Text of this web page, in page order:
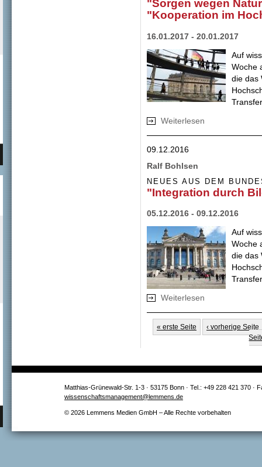
"Sorgen wegen
"Kooperation im
16.01.2017 - 20.01.2017
Auf
Woche
die das
Weiterlesen
09.12.2016
Ralf Bohlsen
NEUES AUS DEM
"Integration durch
05.12.2016 - 09.12.2016
Auf
Woche
die das
Weiterlesen
Seiten
« erste Seite
‹ vorherige Seite
Matthias-Grünewald-Str. 1-3 · 53175 Bonn · Tel.: +49 228 421 370 ·
wissenschaftsmanagement@lemmens.de
© 2026 Lemmens Medien GmbH – Alle Rechte vorbehalten